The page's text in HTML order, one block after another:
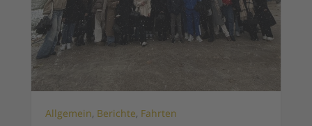
Allgemein, Berichte, Fahrten